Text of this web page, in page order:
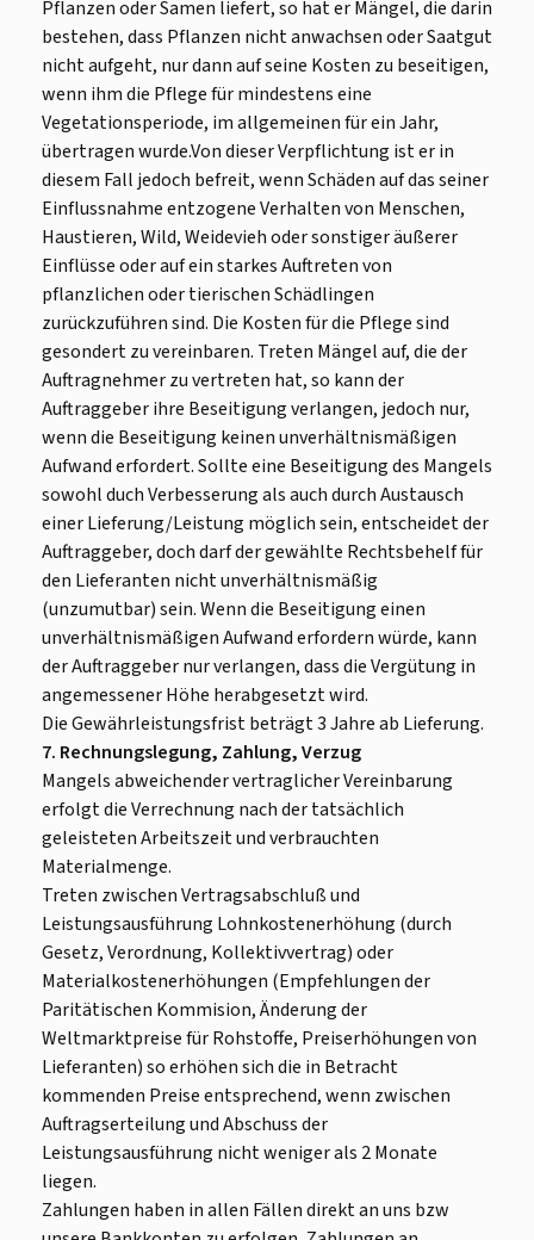
Pflanzen oder Samen liefert, so hat er Mängel, die darin
bestehen, dass Pflanzen nicht anwachsen oder Saatgut
nicht aufgeht, nur dann auf seine Kosten zu beseitigen,
wenn ihm die Pflege für mindestens eine
Vegetationsperiode, im allgemeinen für ein Jahr,
übertragen wurde.Von dieser Verpflichtung ist er in
diesem Fall jedoch befreit, wenn Schäden auf das seiner
Einflussnahme entzogene Verhalten von Menschen,
Haustieren, Wild, Weidevieh oder sonstiger äußerer
Einflüsse oder auf ein starkes Auftreten von
pflanzlichen oder tierischen Schädlingen
zurückzuführen sind. Die Kosten für die Pflege sind
gesondert zu vereinbaren. Treten Mängel auf, die der
Auftragnehmer zu vertreten hat, so kann der
Auftraggeber ihre Beseitigung verlangen, jedoch nur,
wenn die Beseitigung keinen unverhältnismäßigen
Aufwand erfordert. Sollte eine Beseitigung des Mangels
sowohl duch Verbesserung als auch durch Austausch
einer Lieferung/Leistung möglich sein, entscheidet der
Auftraggeber, doch darf der gewählte Rechtsbehelf für
den Lieferanten nicht unverhältnismäßig
(unzumutbar) sein. Wenn die Beseitigung einen
unverhältnismäßigen Aufwand erfordern würde, kann
der Auftraggeber nur verlangen, dass die Vergütung in
angemessener Höhe herabgesetzt wird.
Die Gewährleistungsfrist beträgt 3 Jahre ab Lieferung.
7. Rechnungslegung, Zahlung, Verzug
Mangels abweichender vertraglicher Vereinbarung
erfolgt die Verrechnung nach der tatsächlich
geleisteten Arbeitszeit und verbrauchten
Materialmenge.
Treten zwischen Vertragsabschluß und
Leistungsausführung Lohnkostenerhöhung (durch
Gesetz, Verordnung, Kollektivvertrag) oder
Materialkostenerhöhungen (Empfehlungen der
Paritätischen Kommision, Änderung der
Weltmarktpreise für Rohstoffe, Preiserhöhungen von
Lieferanten) so erhöhen sich die in Betracht
kommenden Preise entsprechend, wenn zwischen
Auftragserteilung und Abschuss der
Leistungsausführung nicht weniger als 2 Monate
liegen.
Zahlungen haben in allen Fällen direkt an uns bzw